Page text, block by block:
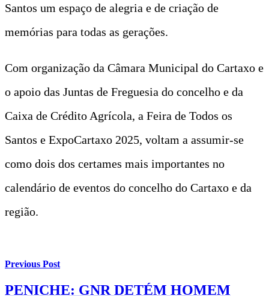
Santos um espaço de alegria e de criação de
memórias para todas as gerações.
Com organização da Câmara Municipal do Cartaxo e
o apoio das Juntas de Freguesia do concelho e da
Caixa de Crédito Agrícola, a Feira de Todos os
Santos e ExpoCartaxo 2025, voltam a assumir-se
como dois dos certames mais importantes no
calendário de eventos do concelho do Cartaxo e da
região.
Previous Post
PENICHE: GNR DETÉM HOMEM